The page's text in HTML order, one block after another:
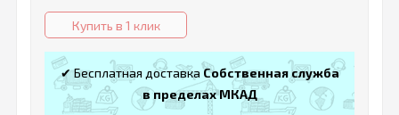
Купить в 1 клик
✔ Бесплатная доставкаСобственная служба
в пределах МКАД